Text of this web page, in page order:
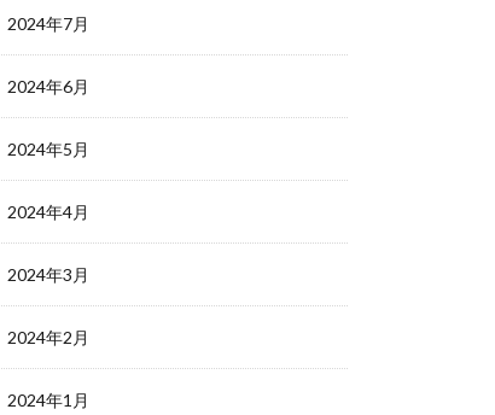
2024年7月
2024年6月
2024年5月
2024年4月
2024年3月
2024年2月
2024年1月